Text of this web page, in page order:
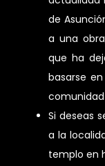
de
a una
que ha
basarse
Si deseas
a la
templo en